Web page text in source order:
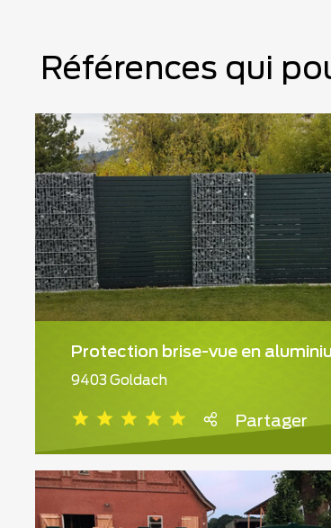
Références qui
Protection brise-vue en
9403 Goldach
Partager